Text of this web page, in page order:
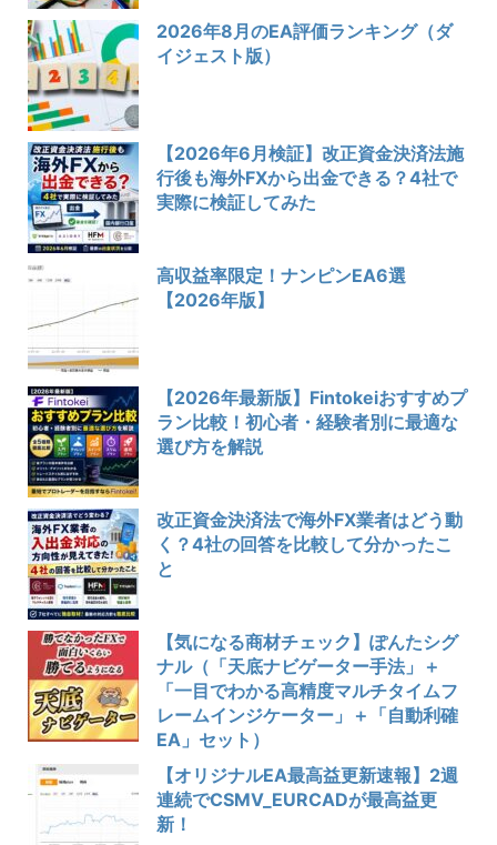
2026年8月のEA評価ランキング（ダ
イジェスト版）
【2026年6月検証】改正資金決済法施
行後も海外FXから出金できる？4社で
実際に検証してみた
高収益率限定！ナンピンEA6選
【2026年版】
【2026年最新版】Fintokeiおすすめプ
ラン比較！初心者・経験者別に最適な
選び方を解説
改正資金決済法で海外FX業者はどう動
く？4社の回答を比較して分かったこ
と
【気になる商材チェック】ぽんたシグ
ナル（「天底ナビゲーター手法」＋
「一目でわかる高精度マルチタイムフ
レームインジケーター」＋「自動利確
EA」セット）
【オリジナルEA最高益更新速報】2週
連続でCSMV_EURCADが最高益更
新！